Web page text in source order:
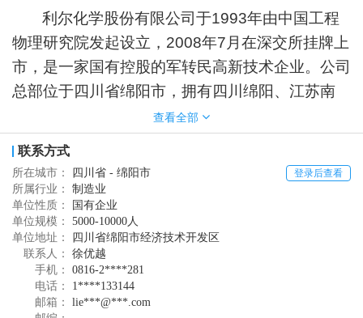
利尔化学股份有限公司于1993年由中国工程
物理研究院发起设立， 2008年7 月在深交所挂牌上
市，是一家国有控股的军转民高新技术企业。公司
总部位于四川省绵阳市，拥有四川绵阳、江苏南
通、四川广安、湖北荆州、湖南常德、湖南岳阳、
河南鹤壁七个生产基地，以及成都研发中心和上海
营销中心，公司市值
亿，销售
收入101 亿，现有员工
销售百强榜排名第八，全球排名第十七，是全球最
大的草铵膦（精草铵膦）原药和氯代吡啶系列除草
剂原药生产和销售企业。
公司主要从事高效、安全类农药的研发、生产
和销售，产品出口美国、巴西、阿根廷、澳大利亚
查看全部
联系方式
登录后查看
所在城市：
四川省 - 绵阳市
所属行业：
制造业
单位性质：
国有企业
单位规模：
5000-10000人
单位地址：
四川省绵阳市经济技术开发区
联系人：
徐优越
手机：
0816-2****281
电话：
1****133144
邮箱：
lie***@***.com